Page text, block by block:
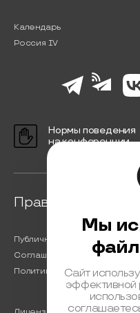
Календарь
Россия IV
Нормы поведения
на конференции
Правовая
Публичная оферта
Соглашение на обработку
Политика обработки
Мы
Сайт